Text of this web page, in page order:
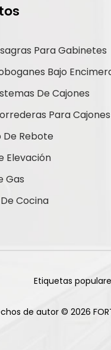
de la forma
más cómoda.
disponibles 24/7 por
o teléfono.
Productos
de cierre suave con
gabinete, 2 orificios,
Leer Más
Para Gabinetes
Bajo
De Cajones
Para Cajones
De Rebote
Elevación
Gas
Cocina
Etiquetas
de autor © 2026